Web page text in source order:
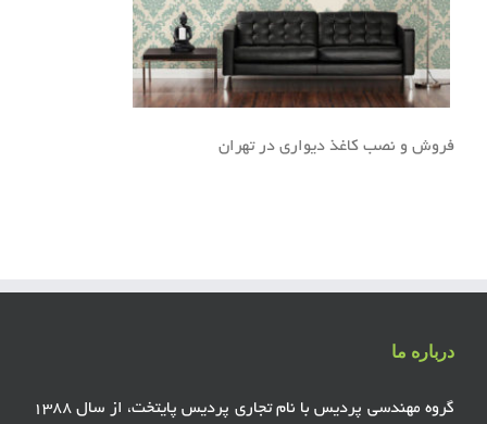
فروش و نصب کاغذ دیواری در تهران
درباره ما
گروه مهندسی پردیس با نام تجاری پردیس پایتخت، از سال ۱۳۸۸